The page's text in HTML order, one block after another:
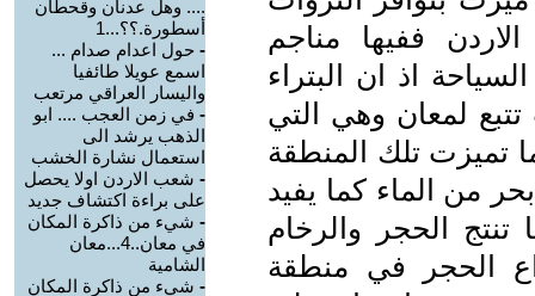
ففيها مناجم
اذ ان البتراء
لمعان وهي التي
تميزت تلك المنطقة
من الماء كما يفيد
الحجر والرخام
الحجر في منطقة
.... وهل عدنان وقحطان
أسطورة.؟؟...1
- حول اعدام صدام ...
اسمع عويلا طائفيا
واليسار العراقي مرتعب
- في زمن العجب .... ابو
الذهب يرشد الى
استعمال نشارة الخشب
- شعب الاردن اولا يحصل
على براءة اكتشاف جديد
- شيء من ذاكرة المكان
في معان..4...معان
الشامية
- شيء من ذاكرة المكان